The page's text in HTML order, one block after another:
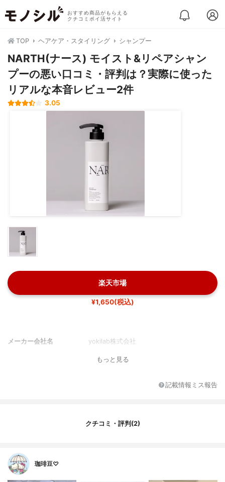
おすすめ商品がもらえる
クチコミポイ活サイト
TOP ヘアケア・スタイリング シャンプー
NARTH(ナース) モイスト&リペアシャン
プーの悪い口コミ・評判は？実際に使った
リアルな本音レビュー2件
3.05
楽天市場
¥1,650(税込)
メーカー会社名 yokilab株式会社
もっと見る
記載情報ミス報告
クチコミ・評判(2)
珈琲豆♡